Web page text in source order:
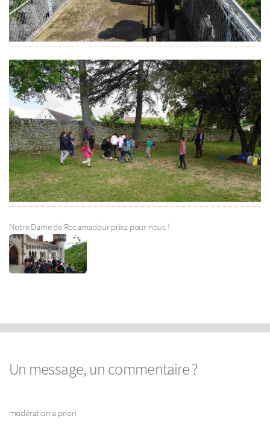
Notre Dame de Rocamadour priez pour nous !
Un message, un commentaire ?
modération a priori